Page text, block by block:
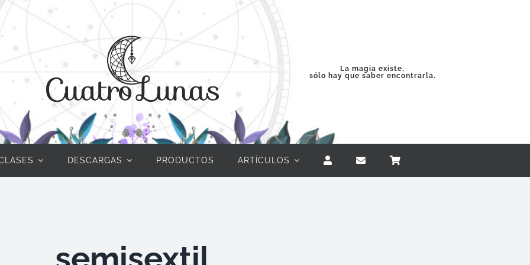
La magia existe,
sólo hay que saber encontrarla.
DESCARGAS PRODUCTOS ARTÍCULOS